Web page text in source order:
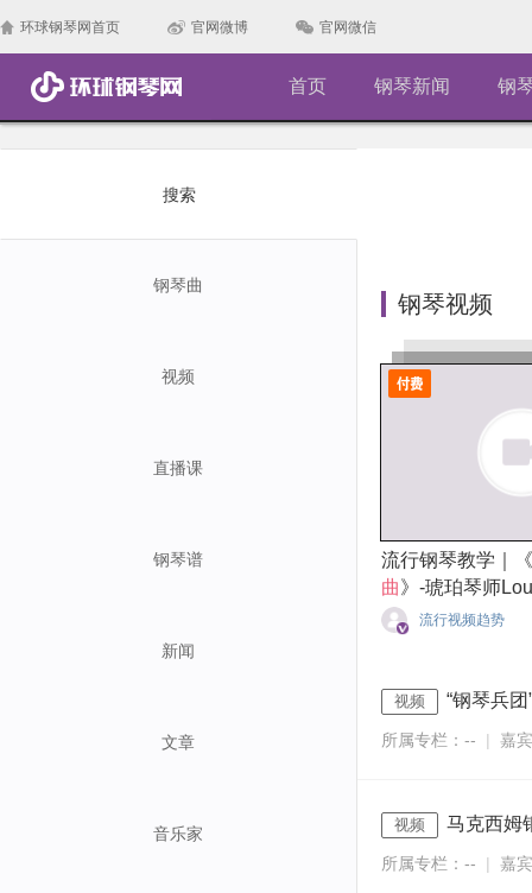
环球钢琴网首页 官网微博 官网微信
首页 钢琴新闻 钢
搜索
钢琴曲
视频
直播课
钢琴谱
新闻
文章
音乐家
钢琴视频
流行钢琴教学｜《
曲》-琥珀琴师
流行视频趋势
视频 “钢琴兵
所属专栏：-- | 嘉
视频 马克西姆
所属专栏：-- | 嘉